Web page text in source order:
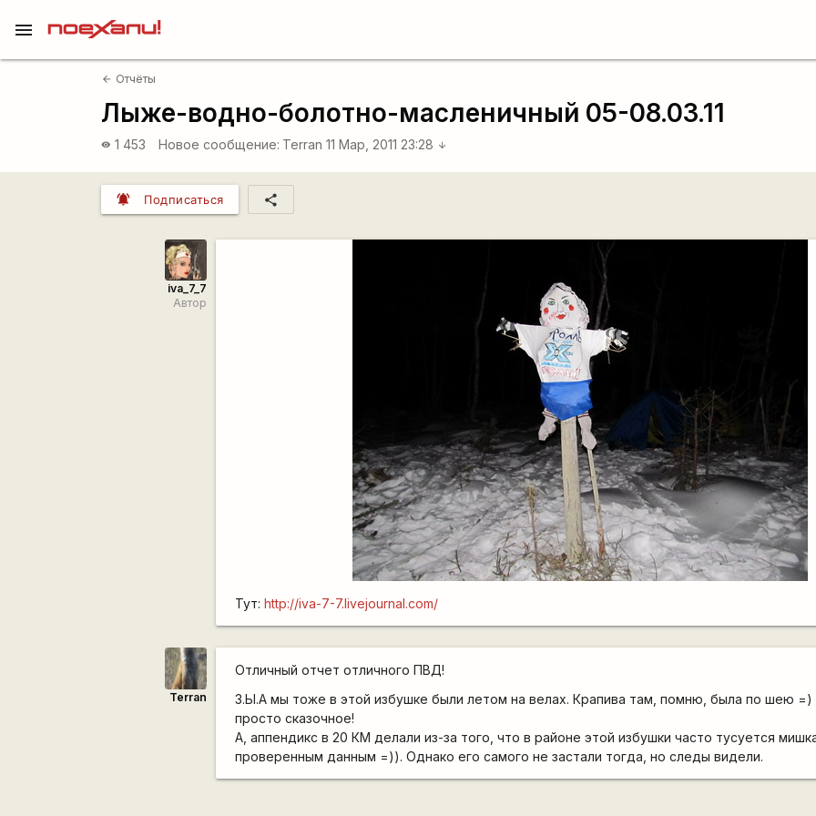
menu
arrow_back Отчёты
Лыже-водно-болотно-масленичный 05-08.03.11
visibility 1 453 Новое сообщение: Terran 11 Мар, 2011 23:28 arrow_downward
notifications_active Подписаться share
iva_7_7
Автор
Тут:http://iva-7-7.livejournal.com/
Terran
Отличный отчет отличного ПВД!
З.Ы.А мы тоже в этой избушке были летом на велах. Крапива там, помню, была по шею
просто сказочное!
А, аппендикс в 20 КМ делали из-за того, что в районе этой избушки часто тусуется
проверенным данным =)). Однако его самого не застали тогда, но следы видели.